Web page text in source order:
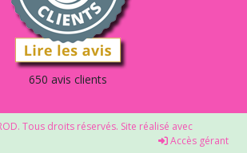
650 avis clients
Tous droits réservés. Site réalisé avec
Accès gérant